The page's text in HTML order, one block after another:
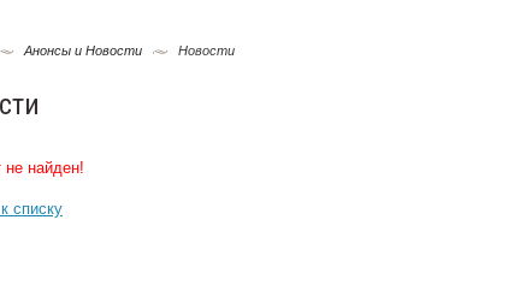
Анонсы и Новости Новости
не найден!
списку